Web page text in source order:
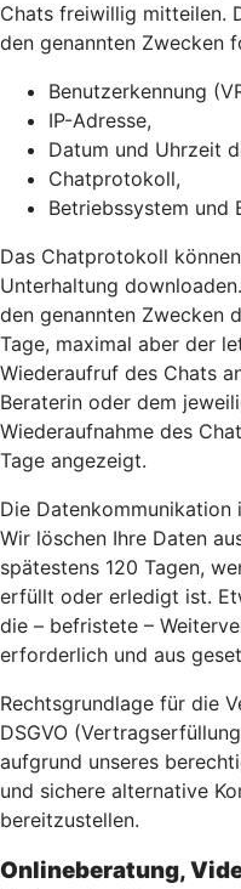
Chats freiwillig mitteilen.
den genannten Zwecken
Benutzerkennung
IP-Adresse,
Datum und Uhrzeit
Chatprotokoll,
Betriebssystem und
Das Chatprotokoll
Unterhaltung
den genannten Zwecken
Tage, maximal aber der
Wiederaufruf des Chats
Beraterin oder dem
Wiederaufnahme des
Tage angezeigt.
Die
Wir löschen Ihre Daten
spätestens 120 Tagen,
erfüllt oder erledigt ist.
die – befristete –
erforderlich und aus
Rechtsgrundlage für die
DSGVO
aufgrund unseres
und sichere alternative
bereitzustellen.
Onlineberatung,